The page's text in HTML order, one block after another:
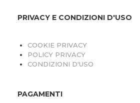
PRIVACY E CONDIZIONI D'USO
COOKIE PRIVACY
POLICY PRIVACY
CONDIZIONI D'USO
PAGAMENTI